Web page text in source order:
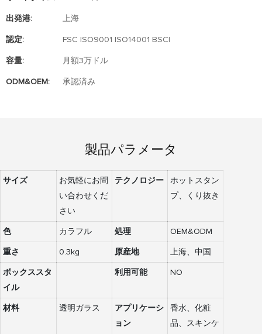
出発港: 上海
認定: FSC ISO9001 ISO14001 BSCI
容量: 月額3万ドル
ODM&OEM: 承認済み
製品パラメータ
サイズ
お気軽にお問
い合わせくだ
さい
テクノロジー
ホットスタン
プ、くり抜き
色 カラフル 処理 OEM&ODM
重さ 0.3kg 原産地 上海、中国
ボックススタ
イル
利用可能 NO
材料 透明ガラス
アプリケーシ
ョン
香水、化粧
品、スキンケ